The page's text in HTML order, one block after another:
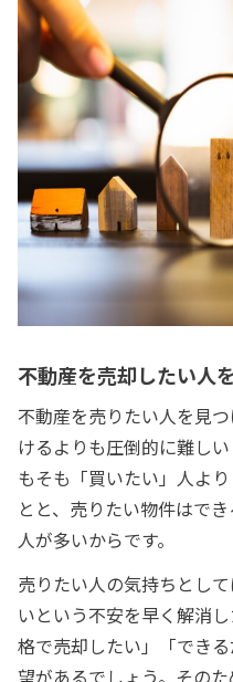
不動産を売却したい人
不動産を売りたい人を見
けるよりも圧倒的に難し
もそも「買いたい」人よ
とと、売りたい物件はで
人が多いからです。
売りたい人の気持ちとし
いという不安を早く解消
格で売却したい」「でき
望があるでしょう。その